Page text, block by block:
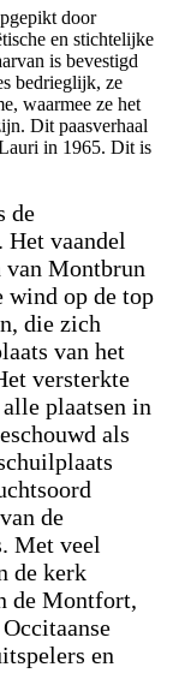
door
en stichtelijke
is bevestigd
bedrieglijk, ze
waarmee ze het
Dit paasverhaal
in 1965. Dit is
de
Het vaandel
van Montbrun
wind op de top
die zich
van het
versterkte
plaatsen in
als
de
Met veel
de kerk
de Montfort,
en